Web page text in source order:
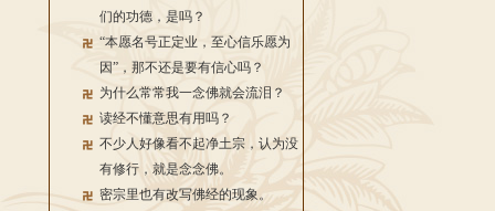
们的功德，是吗？
“本愿名号正定业，至心信乐愿为
因”，那不还是要有信心吗？
为什么常常我一念佛就会流泪？
读经不懂意思有用吗？
不少人好像看不起净土宗，认为没
有修行，就是念念佛。
密宗里也有改写佛经的现象。